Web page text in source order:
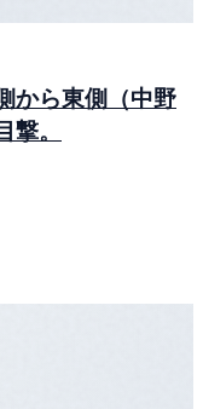
から東側（中野
。